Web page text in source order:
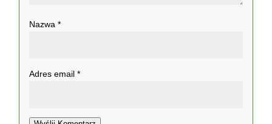
Nazwa*
Adres email*